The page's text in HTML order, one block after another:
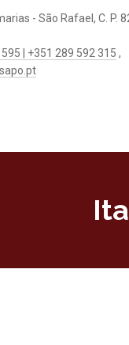
- São Rafael, C. P.
| +351 289 592 315 ,